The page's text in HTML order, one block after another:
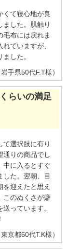
くて寝心地が良
ました。肌触り
毛布には戻れま
ていますが、
した。
岩手県50代F.T様）
らいの満足
て選択肢に有り
通りの商品でし
中に入るとすぐ
した。翌朝、目
迎えたと思え
このぬくさが癖
っています。
東京都60代T.K様）